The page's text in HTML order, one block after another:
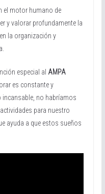
el motor humano de
y valorar profundamente la
la organización y
especial al AMPA
es constante y
no habríamos
para nuestro
ayuda a que estos sueños